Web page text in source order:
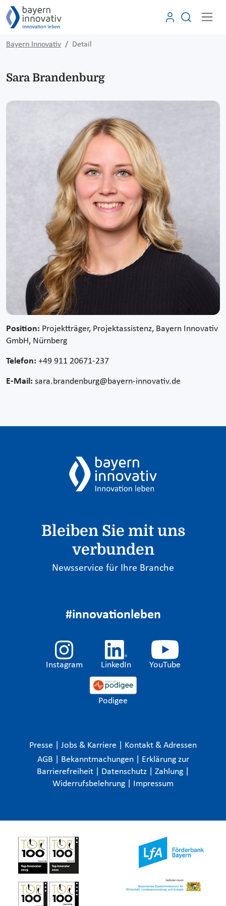
Bayern Innovativ Detail
Sara Brandenburg
Position: Projektträger, Projektassistenz, Bayern Innovativ
GmbH, Nürnberg
Telefon: +49 911 20671-237
E-Mail: sara.brandenburg@bayern-innovativ.de
Bleiben Sie mit uns
verbunden
Newsservice für Ihre Branche
#innovationleben
Instagram LinkedIn YouTube
Podigee
Presse Jobs & Karriere
Kontakt & Adressen
AGB
Bekanntmachungen
Erklärung zur
Barrierefreiheit
Datenschutz Zahlung
Widerrufsbelehrung
Impressum